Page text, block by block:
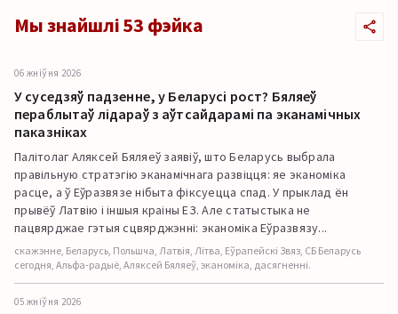
Мы знайшлі 53 фэйка
06 жніўня 2026
У суседзяў падзенне, у Беларусі рост? Бяляеў
пераблытаў лідараў з аўтсайдарамі па эканамічных
паказніках
Палітолаг Аляксей Бяляеў заявіў, што Беларусь выбрала
правільную стратэгію эканамічнага развіцця: яе эканоміка
расце, а ў Еўразвязе нібыта фіксуецца спад. У прыклад ён
прывёў Латвію і іншыя краіны ЕЗ. Але статыстыка не
пацвярджае гэтыя сцвярджэнні: эканоміка Еўразвязу...
скажэнне, Беларусь, Польшча, Латвія, Літва, Еўрапейскі Звяз, СБ Беларусь
сегодня, Альфа-радыё, Аляксей Бяляеў, эканоміка, дасягненні.
05 жніўня 2026